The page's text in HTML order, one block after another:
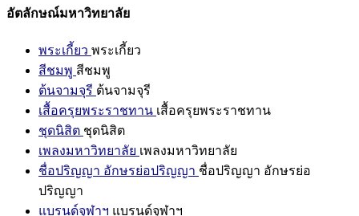
อัตลักษณ์มหาวิทยาลัย
พระเกี้ยว พระเกี้ยว
สีชมพู สีชมพู
ต้นจามจุรี ต้นจามจุรี
เสื้อครุยพระราชทาน เสื้อครุยพระราชทาน
ชุดนิสิต ชุดนิสิต
เพลงมหาวิทยาลัย เพลงมหาวิทยาลัย
ชื่อปริญญา อักษรย่อปริญญา ชื่อปริญญา อักษรย่อ
ปริญญา
แบรนด์จุฬาฯ แบรนด์จุฬาฯ